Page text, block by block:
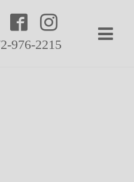
976-2215